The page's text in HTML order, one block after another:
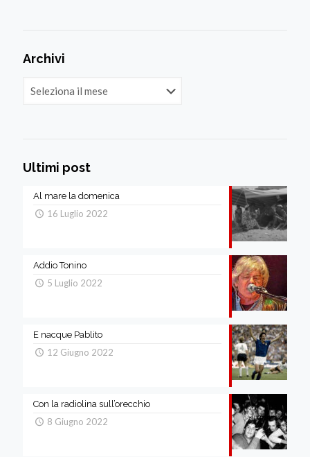
Archivi
Ultimi post
Al mare la domenica
16 Luglio 2022
Addio Tonino
5 Luglio 2022
E nacque Pablito
12 Giugno 2022
Con la radiolina sull’orecchio
8 Giugno 2022